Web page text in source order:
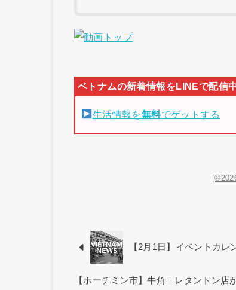
生活情報を無料でゲットする
【2月1日】イベントカ
【ホーチミン市】牛角｜レタントン